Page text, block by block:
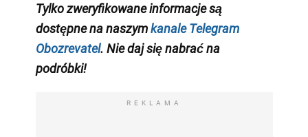
Tylko zweryfikowane informacje są
dostępne na naszymkanale Telegram
Obozrevatel. Nie daj się nabrać na
podróbki!
REKLAMA